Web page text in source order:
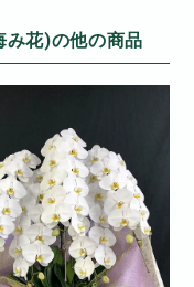
み花)の他の商品